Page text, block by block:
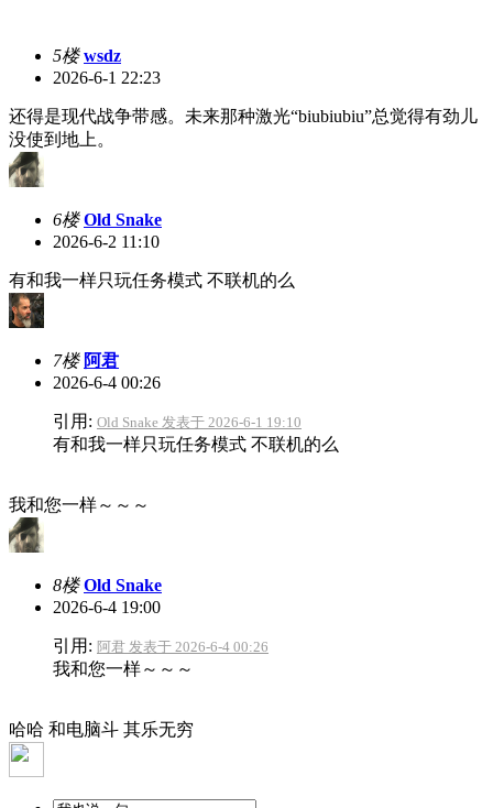
5楼 wsdz
2026-6-1 22:23
还得是现代战争带感。未来那种激光“biubiubiu”总觉得有劲儿
没使到地上。
6楼 Old Snake
2026-6-2 11:10
有和我一样只玩任务模式 不联机的么
7楼 阿君
2026-6-4 00:26
引用: Old Snake 发表于 2026-6-1 19:10
有和我一样只玩任务模式 不联机的么
我和您一样～～～
8楼 Old Snake
2026-6-4 19:00
引用: 阿君 发表于 2026-6-4 00:26
我和您一样～～～
哈哈 和电脑斗 其乐无穷